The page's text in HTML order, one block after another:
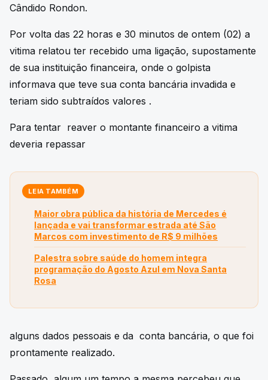
Cândido Rondon.
Por volta das 22 horas e 30 minutos de ontem (02) a
vitima relatou ter recebido uma ligação, supostamente
de sua instituição financeira, onde o golpista
informava que teve sua conta bancária invadida e
teriam sido subtraídos valores .
Para tentar reaver o montante financeiro a vitima
deveria repassar
LEIA TAMBÉM
Maior obra pública da história de Mercedes é
lançada e vai transformar estrada até São
Marcos com investimento de R$ 9 milhões
Palestra sobre saúde do homem integra
programação do Agosto Azul em Nova Santa
Rosa
alguns dados pessoais e da conta bancária, o que foi
prontamente realizado.